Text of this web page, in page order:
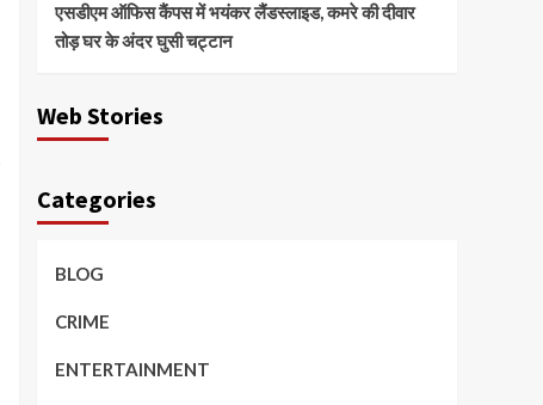
एसडीएम ऑफिस कैंपस में भयंकर लैंडस्लाइड, कमरे की दीवार
तोड़ घर के अंदर घुसी चट्टान
Web Stories
Categories
BLOG
CRIME
ENTERTAINMENT